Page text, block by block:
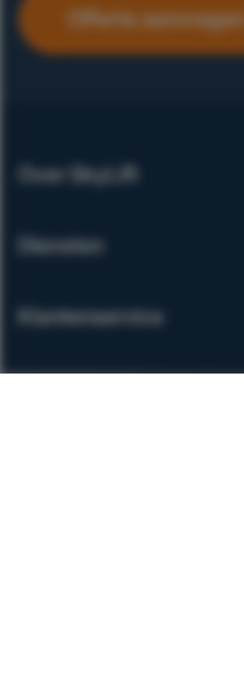
Offerte aanvragen
Over SkyLift
Diensten
Klantenservice